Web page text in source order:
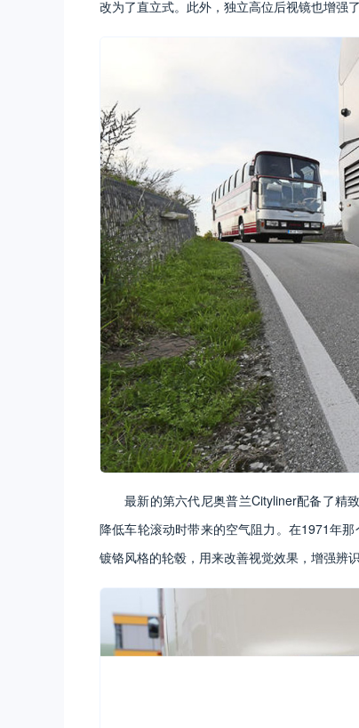
改为了直立式。此外，独立高位后视镜也增强
最新的第六代尼奥普兰Cityliner配备了精
降低车轮滚动时带来的空气阻力。在1971年
镀铬风格的轮毂，用来改善视觉效果，增强辨识